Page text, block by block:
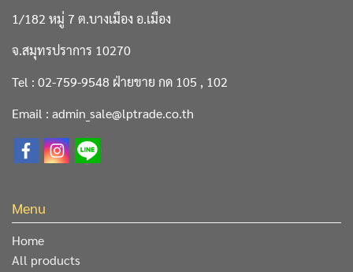
1/182 หมู่ 7 ต.บางเมือง อ.เมือง
จ.สมุทรปราการ 10270
Tel : 02-759-9548 ฝ่ายขาย กด 105 , 102
Email : admin_sale@lptrade.co.th
Menu
Home
All products